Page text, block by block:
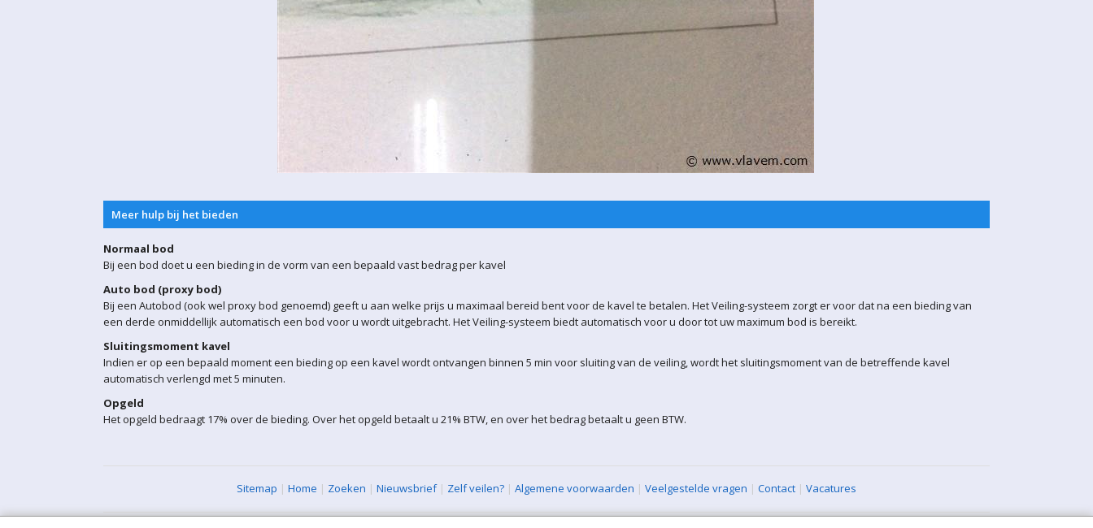
Meer hulp bij het bieden
Normaal bod
Bij een bod doet u een bieding in de vorm van een bepaald vast bedrag per kavel
Auto bod (proxy bod)
Bij een Autobod (ook wel proxy bod genoemd) geeft u aan welke prijs u maximaal bereid bent voor de kavel te betalen. Het Veiling-systeem zorgt er voor dat na een bieding van
een derde onmiddellijk automatisch een bod voor u wordt uitgebracht. Het Veiling-systeem biedt automatisch voor u door tot uw maximum bod is bereikt.
Sluitingsmoment kavel
Indien er op een bepaald moment een bieding op een kavel wordt ontvangen binnen 5 min voor sluiting van de veiling, wordt het sluitingsmoment van de betreffende kavel
automatisch verlengd met 5 minuten.
Opgeld
Het opgeld bedraagt 17% over de bieding. Over het opgeld betaalt u 21% BTW, en over het bedrag betaalt u geen BTW.
Sitemap | Home | Zoeken | Nieuwsbrief| Zelf veilen? | Algemene voorwaarden | Veelgestelde vragen | Contact | Vacatures